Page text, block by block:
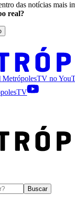
das notícias mais
real?
MetrópolesTV no
Buscar